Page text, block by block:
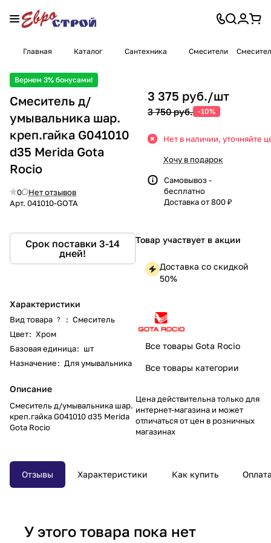
Главная Каталог Сантехника Смесители
Вернем 3% бонусами!
Смеситель д/
умывальника шар.
креп.гайка G041010
d35 Merida Gota
Rocio
0
Нет отзывов
Арт. 041010-GOTA
Срок поставки 3-14
дней!
Характеристики
Вид товара ? : Смеситель
Цвет: Хром
Базовая единица: шт
Назначение: Для умывальника
Описание
Смеситель д/умывальника шар.
креп.гайка G041010 d35 Merida
Gota Rocio
3 375 руб./шт
3 750 руб. -10%
Нет в наличии, уточняйте
Хочу в подарок
Самовывоз -
бесплатно
Доставка от 800 ₽
Товар участвует в акции
Доставка со скидкой
50%
Все товары Gota Rocio
Все товары категории
Цена действительна только для
интернет-магазина и может
отличаться от цен в розничных
магазинах
Отзывы Характеристики Как купить
У этого товара пока нет